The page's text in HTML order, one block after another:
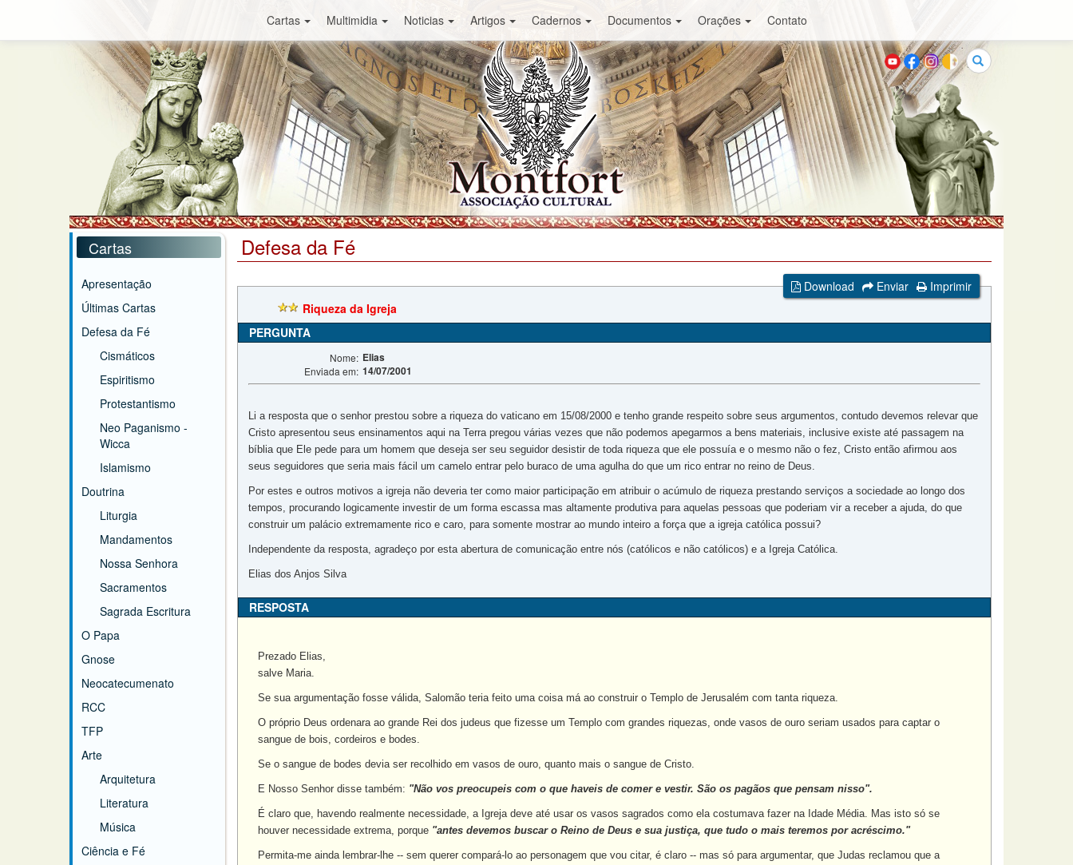
Cartas Multimidia Noticias Artigos Cadernos Documentos Orações Contato
Buscar
Cartas
Apresentação
Últimas Cartas
Defesa da Fé
Cismáticos
Espiritismo
Protestantismo
Neo Paganismo -
Wicca
Islamismo
Doutrina
Liturgia
Mandamentos
Nossa Senhora
Sacramentos
Sagrada Escritura
O Papa
Gnose
Neocatecumenato
RCC
TFP
Arte
Arquitetura
Literatura
Música
Ciência e Fé
Defesa da Fé
Download Enviar
Imprimir
Riqueza da Igreja
PERGUNTA
Nome: Elias
Enviada em: 14/07/2001
Li a resposta que o senhor prestou sobre a riqueza do vaticano em 15/08/2000 e tenho grande respeito sobre seus argumentos, contudo devemos relevar que
Cristo apresentou seus ensinamentos aqui na Terra pregou várias vezes que não podemos apegarmos a bens materiais, inclusive existe até passagem na
bíblia que Ele pede para um homem que deseja ser seu seguidor desistir de toda riqueza que ele possuía e o mesmo não o fez, Cristo então afirmou aos
seus seguidores que seria mais fácil um camelo entrar pelo buraco de uma agulha do que um rico entrar no reino de Deus.
Por estes e outros motivos a igreja não deveria ter como maior participação em atribuir o acúmulo de riqueza prestando serviços a sociedade ao longo dos
tempos, procurando logicamente investir de um forma escassa mas altamente produtiva para aquelas pessoas que poderiam vir a receber a ajuda, do que
construir um palácio extremamente rico e caro, para somente mostrar ao mundo inteiro a força que a igreja católica possui?
Independente da resposta, agradeço por esta abertura de comunicação entre nós (católicos e não católicos) e a Igreja Católica.
Elias dos Anjos Silva
RESPOSTA
Prezado Elias,
salve Maria.
Se sua argumentação fosse válida, Salomão teria feito uma coisa má ao construir o Templo de Jerusalém com tanta riqueza.
O próprio Deus ordenara ao grande Rei dos judeus que fizesse um Templo com grandes riquezas, onde vasos de ouro seriam usados para captar o
sangue de bois, cordeiros e bodes.
Se o sangue de bodes devia ser recolhido em vasos de ouro, quanto mais o sangue de Cristo.
E Nosso Senhor disse também: "Não vos preocupeis com o que haveis de comer e vestir. São os pagãos que pensam nisso".
É claro que, havendo realmente necessidade, a Igreja deve até usar os vasos sagrados como ela costumava fazer na Idade Média. Mas isto só se
houver necessidade extrema, porque "antes devemos buscar o Reino de Deus e sua justiça, que tudo o mais teremos por acréscimo."
Permita-me ainda lembrar-lhe -- sem querer compará-lo ao personagem que vou citar, é claro -- mas só para argumentar, que Judas reclamou que a